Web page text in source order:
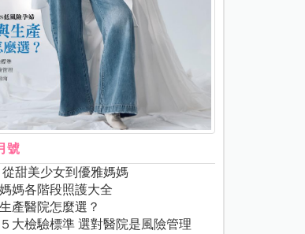
號
甜美少女到優雅媽媽
媽各階段照護大全
產醫院怎麼選？
大檢驗標準 選對醫院是風險管理